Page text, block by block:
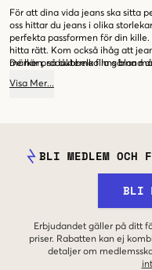
För att dina vida jeans ska sitta
oss hittar du jeans i olika
perfekta passformen för din
hitta rätt. Kom också ihåg att
märken, så dubbelkolla gärna
Oavsett om din kille vill ha ett
De här produkterna finns bland
Visa Mer...
BLI MEDLEM OCH
BLI
Erbjudandet gäller på ditt
priser. Rabatten kan ej
detaljer om